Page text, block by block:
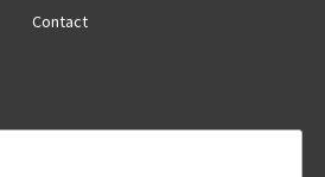
Contact